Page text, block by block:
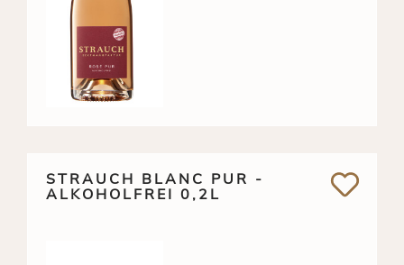
STRAUCH BLANC PUR -
ALKOHOLFREI 0,2L